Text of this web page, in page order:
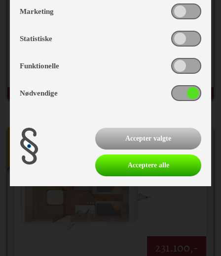
1028 kg
Totalvægt
1500 kg
NY
231.100,-
Marketing
Statistiske
Funktionelle
Nødvendige
Accepter valgte
Acceptere alle